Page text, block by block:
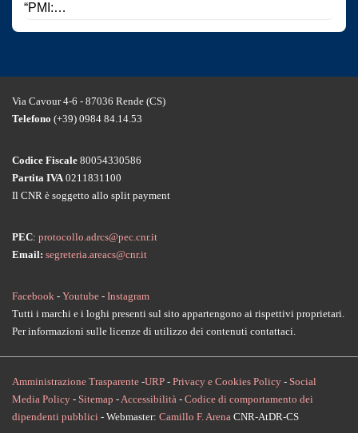
“PMI:…
Via Cavour 4-6 - 87036 Rende (CS)
Telefono (+39) 0984 84.14.53
Codice Fiscale 80054330586
Partita IVA0211831100
Il CNR è soggetto allo split payment
PEC: protocollo.adrcs@pec.cnr.it
Email: segreteria.areacs@cnr.it
Facebook - Youtube - Instagram
Tutti i marchi e i loghi presenti sul sito appartengono ai rispettivi proprietari.
Per informazioni sulle licenze di utilizzo dei contenuti contattaci.
Amministrazione Trasparente -URP - Privacy e Cookies Policy - Social
Media Policy - Sitemap -Accessibilità - Codice di comportamento dei
dipendenti pubblici - Webmaster: Camillo F. Arena CNR-AtDR-CS